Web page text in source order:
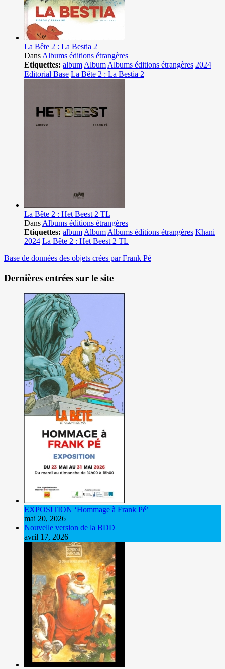
La Bête 2 : La Bestia 2
Dans Albums éditions étrangères
Etiquettes: album Album Albums éditions étrangères 2024
Editorial Base La Bête 2 : La Bestia 2
La Bête 2 : Het Beest 2 TL
Dans Albums éditions étrangères
Etiquettes: album Album Albums éditions étrangères Khani
2024 La Bête 2 : Het Beest 2 TL
Base de données des objets crées par Frank Pé
Dernières entrées sur le site
EXPOSITION ‘Hommage à Frank Pé’
mai 20, 2026
Nouvelle version de la BDD
avril 17, 2026